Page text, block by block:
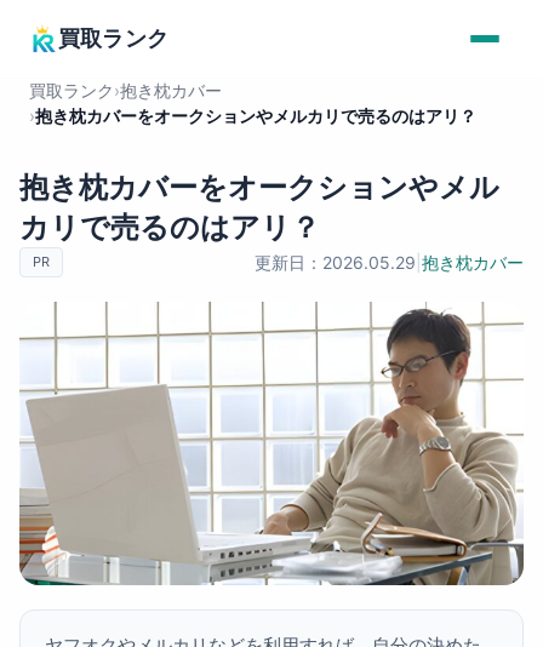
買取ランク
買取ランク›抱き枕カバー
›抱き枕カバーをオークションやメルカリで売るのはアリ？
抱き枕カバーをオークションやメル
カリで売るのはアリ？
PR 更新日：2026.05.29 抱き枕カバー